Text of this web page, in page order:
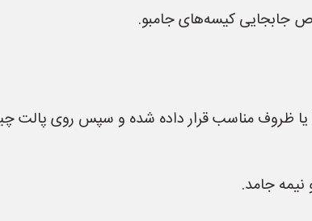
جابجایی کیسه‌های جامبو.
ظروف مناسب قرار داده شده و سپس روی پالت
جامد.